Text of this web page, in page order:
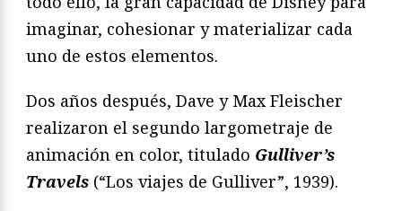
imaginar, cohesionar y materializar cada
uno de estos elementos.
Dos años después, Dave y Max Fleischer
realizaron el segundo largometraje de
animación en color, titulado Gulliver’s
Travels (“Los viajes de Gulliver”, 1939).